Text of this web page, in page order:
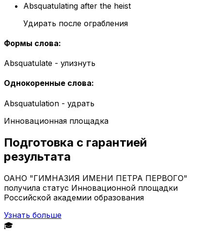
Absquatulating after the heist
Удирать после ограбления
Формы слова:
Absquatulate - улизнуть
Однокоренные слова:
Absquatulation - удрать
Инновационная площадка
Подготовка с гарантией
результата
ОАНО "ГИМНАЗИЯ ИМЕНИ ПЕТРА ПЕРВОГО"
получила статус Инновационной площадки
Российской академии образования
Узнать больше
🎓